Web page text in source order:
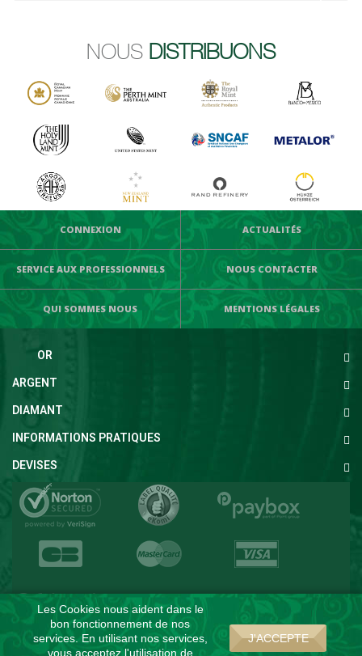
NOUS DISTRIBUONS
CONNEXION ACTUALITÉS
SERVICE AUX PROFESSIONNELS NOUS CONTACTER
QUI SOMMES NOUS MENTIONS LÉGALES
OR
ARGENT
DIAMANT
INFORMATIONS PRATIQUES
DEVISES
Les Cookies nous aident dans le
bon fonctionnement de nos
services. En utilisant nos services,
vous acceptez l'utilisation de
J'ACCEPTE